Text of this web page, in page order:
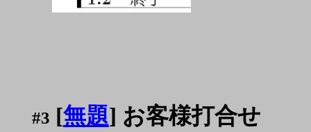
#3 [無題] お客様打合せ